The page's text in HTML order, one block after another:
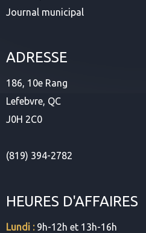
Journal municipal
ADRESSE
186, 10e Rang
Lefebvre, QC
J0H 2C0
(819) 394-2782
HEURES D'AFFAIRES
Lundi : 9h-12h et 13h-16h